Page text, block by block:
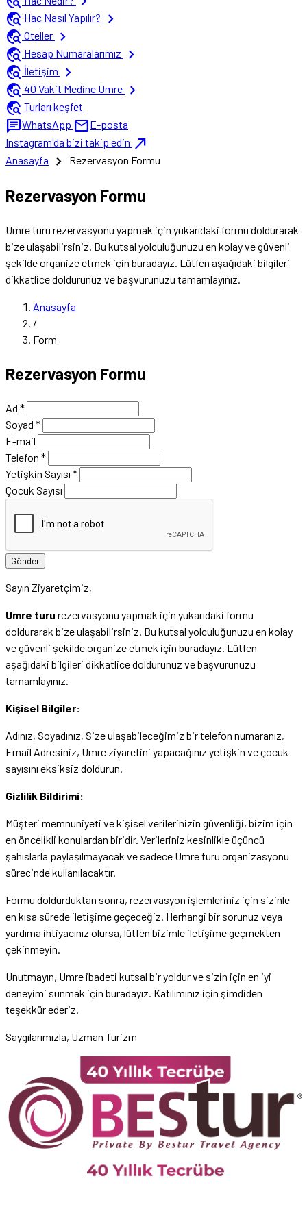
travel_explore Hac Nasıl Yapılır?
chevron_right
travel_explore Oteller chevron_right
travel_explore Hesap Numaralarımız
chevron_right
travel_explore İletişim
chevron_right
travel_explore 40 Vakit Medine Umre chevron_right
travel_explore Turları keşfet
chatWhatsApp mailE-posta
Instagram'da bizi takip edin north_east
Anasayfa chevron_right Rezervasyon Formu
Rezervasyon Formu
Umre turu rezervasyonu yapmak için yukarıdaki formu doldurarak
bize ulaşabilirsiniz. Bu kutsal yolculuğunuzu en kolay ve güvenli
şekilde organize etmek için buradayız. Lütfen aşağıdaki bilgileri
dikkatlice doldurunuz ve başvurunuzu tamamlayınız.
Anasayfa
/
Form
Rezervasyon Formu
Ad *
Soyad *
E-mail
Telefon *
Yetişkin Sayısı *
Çocuk Sayısı
Gönder
Sayın Ziyaretçimiz,
Umre turu rezervasyonu yapmak için yukarıdaki formu
doldurarak bize ulaşabilirsiniz. Bu kutsal yolculuğunuzu en kolay
ve güvenli şekilde organize etmek için buradayız. Lütfen
aşağıdaki bilgileri dikkatlice doldurunuz ve başvurunuzu
tamamlayınız.
Kişisel Bilgiler:
Adınız, Soyadınız, Size ulaşabileceğimiz bir telefon numaranız,
Email Adresiniz, Umre ziyaretini yapacağınız yetişkin ve çocuk
sayısını eksiksiz doldurun.
Gizlilik Bildirimi:
Müşteri memnuniyeti ve kişisel verilerinizin güvenliği, bizim için
en öncelikli konulardan biridir. Verileriniz kesinlikle üçüncü
şahıslarla paylaşılmayacak ve sadece Umre turu organizasyonu
sürecinde kullanılacaktır.
Formu doldurduktan sonra, rezervasyon işlemleriniz için sizinle
en kısa sürede iletişime geçeceğiz. Herhangi bir sorunuz veya
yardıma ihtiyacınız olursa, lütfen bizimle iletişime geçmekten
çekinmeyin.
Unutmayın, Umre ibadeti kutsal bir yoldur ve sizin için en iyi
deneyimi sunmak için buradayız. Katılımınız için şimdiden
teşekkür ederiz.
Saygılarımızla, Uzman Turizm